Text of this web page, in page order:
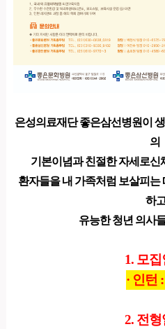
은성의료재단 좋은삼선병원이
의
기본이념과 친절한 자세로신
환자들을 내 가족처럼 보살피는
하
유능한 청년 의사
1. 모집
· 인턴
2. 전형